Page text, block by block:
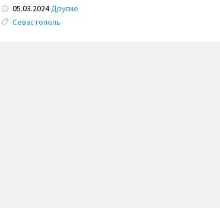
05.03.2024Другие
Tags:
Севастополь